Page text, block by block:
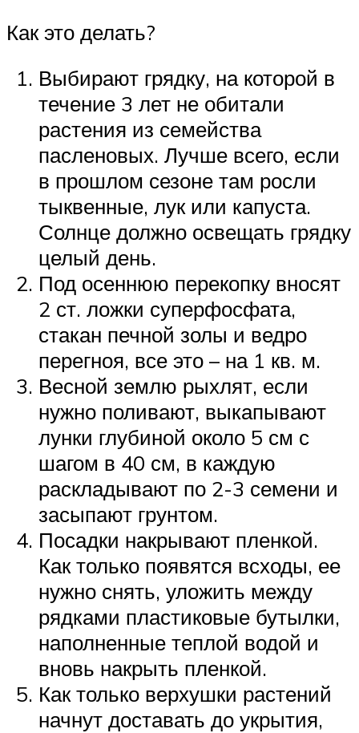
Как это делать?
Выбирают грядку, на которой в
течение 3 лет не обитали
растения из семейства
пасленовых. Лучше всего, если
в прошлом сезоне там росли
тыквенные, лук или капуста.
Солнце должно освещать грядку
целый день.
Под осеннюю перекопку вносят
2 ст. ложки суперфосфата,
стакан печной золы и ведро
перегноя, все это – на 1 кв. м.
Весной землю рыхлят, если
нужно поливают, выкапывают
лунки глубиной около 5 см с
шагом в 40 см, в каждую
раскладывают по 2-3 семени и
засыпают грунтом.
Посадки накрывают пленкой.
Как только появятся всходы, ее
нужно снять, уложить между
рядками пластиковые бутылки,
наполненные теплой водой и
вновь накрыть пленкой.
Как только верхушки растений
начнут доставать до укрытия,